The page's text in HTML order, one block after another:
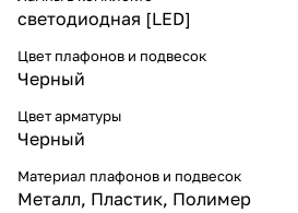
светодиодная [LED]
Цвет плафонов и подвесок
Черный
Цвет арматуры
Черный
Материал плафонов и подвесок
Металл, Пластик, Полимер